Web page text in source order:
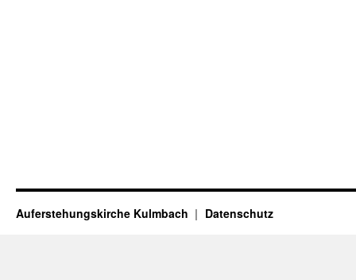
Auferstehungskirche Kulmbach Datenschutz